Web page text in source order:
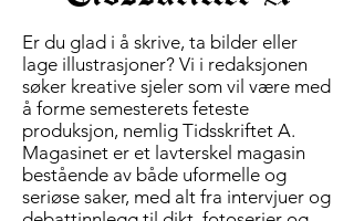
Er du glad i å skrive, ta bilder eller
lage illustrasjoner? Vi i redaksjonen
søker kreative sjeler som vil være med
å forme semesterets feteste
produksjon, nemlig Tidsskriftet A.
Magasinet er et lavterskel magasin
bestående av både uformelle og
seriøse saker, med alt fra intervjuer og